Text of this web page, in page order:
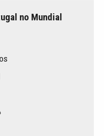
no Mundial